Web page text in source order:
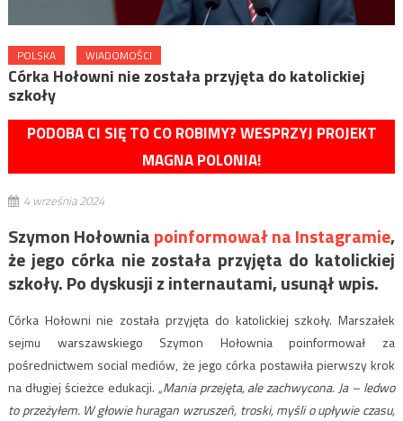
POLSKA WIADOMOŚCI
Córka Hołowni nie została przyjęta do katolickiej
szkoły
PODOBA CI SIĘ TO CO ROBIMY? WESPRZYJ PROJEKT
MAGNA POLONIA!
4 września 2024
Szymon Hołowniapoinformował na Instagramie,
że jego córka nie została przyjęta do katolickiej
szkoły. Po dyskusji z internautami, usunął wpis.
Córka Hołowni nie została przyjęta do katolickiej szkoły. Marszałek
sejmu warszawskiego Szymon Hołownia poinformował za
pośrednictwem social mediów, że jego córka postawiła pierwszy krok
na długiej ścieżce edukacji. „Mania przejęta, ale zachwycona. Ja – ledwo
to przeżyłem. W głowie huragan wzruszeń, troski, myśli o upływie czasu,